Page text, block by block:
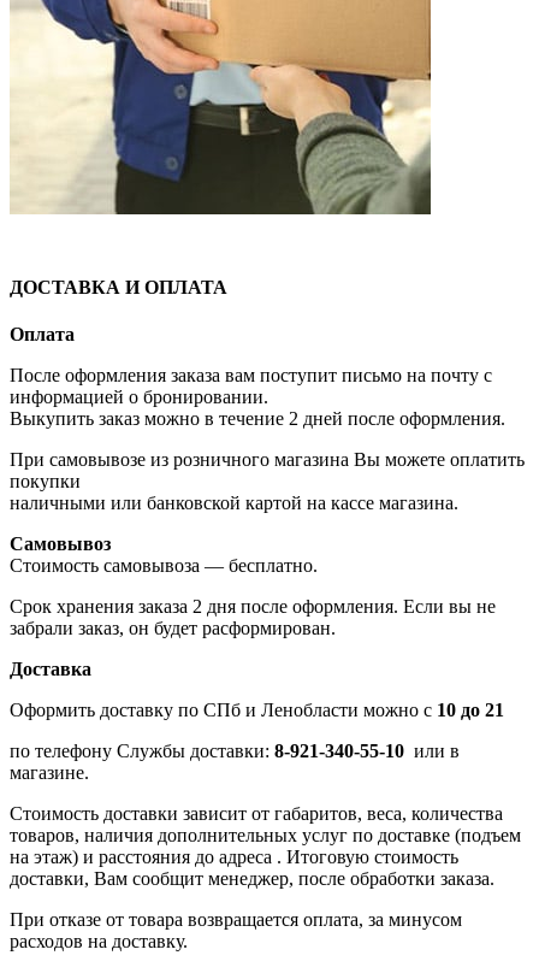
ДОСТАВКА И ОПЛАТА
Оплата
После оформления заказа вам поступит письмо на почту с
информацией о бронировании.
Выкупить заказ можно в течение 2 дней после оформления.
При самовывозе из розничного магазина Вы можете оплатить
покупки
наличными или банковской картой на кассе магазина.
Самовывоз
Стоимость самовывоза — бесплатно.
Срок хранения заказа 2 дня после оформления. Если вы не
забрали заказ, он будет расформирован.
Доставка
Оформить доставку по СПб и Ленобласти можно с 10 до 21
по телефону Службы доставки: 8-921-340-55-10 или в
магазине.
Стоимость доставки зависит от габаритов, веса, количества
товаров, наличия дополнительных услуг по доставке (подъем
на этаж) и расстояния до адреса . Итоговую стоимость
доставки, Вам сообщит менеджер, после обработки заказа.
При отказе от товара возвращается оплата, за минусом
расходов на доставку.